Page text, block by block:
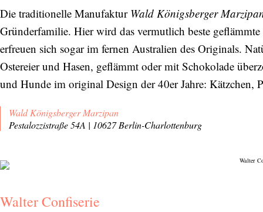
Die traditionelle Manufaktur Wald Königsberger
Gründerfamilie. Hier wird das vermutlich beste
erfreuen sich sogar im fernen Australien des Originals.
Ostereier und Hasen, geflämmt oder mit Schokolade
und Hunde im original Design der 40er Jahre: Kätzchen,
Wald Königsberger Marzipan
Pestalozzistraße 54A | 10627 Berlin-Charlottenburg
Walter Confiserie